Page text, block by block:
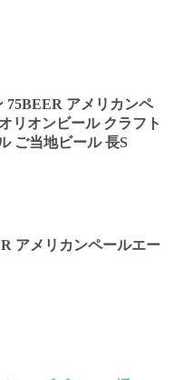
75BEER アメリカンペ
リオンビール クラフト
ご当地ビール 長S
アメリカンペールエー